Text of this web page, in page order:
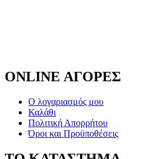
ONLINE ΑΓΟΡΕΣ
Ο λογαριασμός μου
Καλάθι
Πολιτική Απορρήτου
Όροι και Προϋποθέσεις